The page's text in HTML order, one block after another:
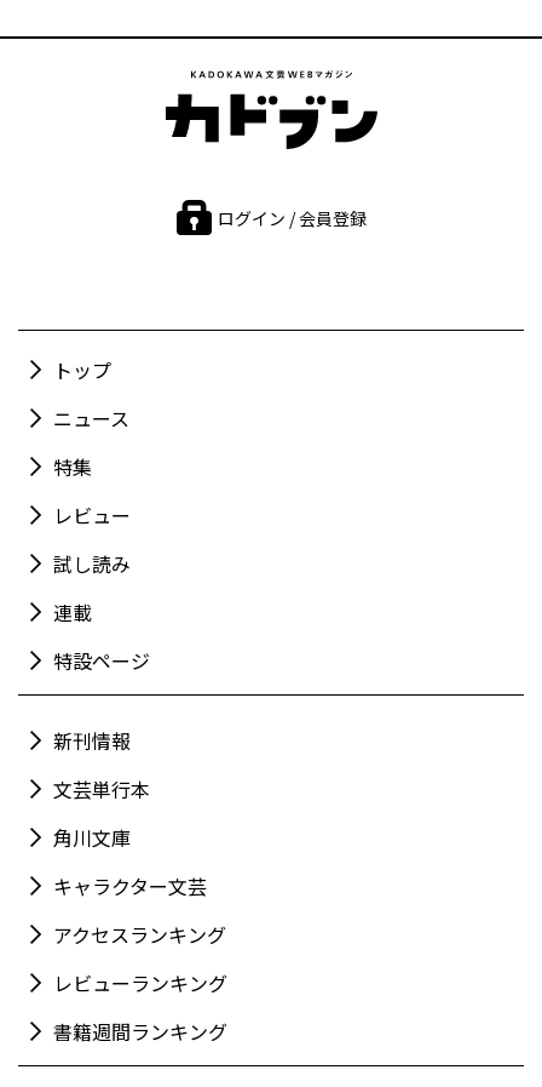
ログイン / 会員登録
トップ
ニュース
特集
レビュー
試し読み
連載
特設ページ
新刊情報
文芸単行本
角川文庫
キャラクター文芸
アクセスランキング
レビューランキング
書籍週間ランキング